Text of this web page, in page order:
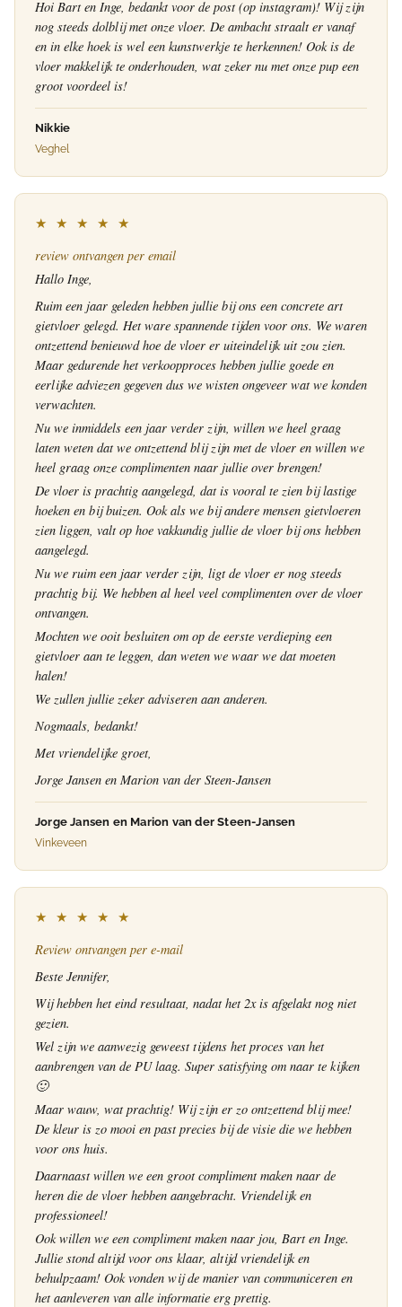
Hoi Bart en Inge, bedankt voor de post (op instagram)! Wij zijn
nog steeds dolblij met onze vloer. De ambacht straalt er vanaf
en in elke hoek is wel een kunstwerkje te herkennen! Ook is de
vloer makkelijk te onderhouden, wat zeker nu met onze pup een
groot voordeel is!
Nikkie
Veghel
★ ★ ★ ★ ★
review ontvangen per email
Hallo Inge,
Ruim een jaar geleden hebben jullie bij ons een concrete art
gietvloer gelegd. Het ware spannende tijden voor ons. We waren
ontzettend benieuwd hoe de vloer er uiteindelijk uit zou zien.
Maar gedurende het verkoopproces hebben jullie goede en
eerlijke adviezen gegeven dus we wisten ongeveer wat we konden
verwachten.
Nu we inmiddels een jaar verder zijn, willen we heel graag
laten weten dat we ontzettend blij zijn met de vloer en willen we
heel graag onze complimenten naar jullie over brengen!
De vloer is prachtig aangelegd, dat is vooral te zien bij lastige
hoeken en bij buizen. Ook als we bij andere mensen gietvloeren
zien liggen, valt op hoe vakkundig jullie de vloer bij ons hebben
aangelegd.
Nu we ruim een jaar verder zijn, ligt de vloer er nog steeds
prachtig bij. We hebben al heel veel complimenten over de vloer
ontvangen.
Mochten we ooit besluiten om op de eerste verdieping een
gietvloer aan te leggen, dan weten we waar we dat moeten
halen!
We zullen jullie zeker adviseren aan anderen.
Nogmaals, bedankt!
Met vriendelijke groet,
Jorge Jansen en Marion van der Steen-Jansen
Jorge Jansen en Marion van der Steen-Jansen
Vinkeveen
★ ★ ★ ★ ★
Review ontvangen per e-mail
Beste Jennifer,
Wij hebben het eind resultaat, nadat het 2x is afgelakt nog niet
gezien.
Wel zijn we aanwezig geweest tijdens het proces van het
aanbrengen van de PU laag. Super satisfying om naar te kijken
🙂
Maar wauw, wat prachtig! Wij zijn er zo ontzettend blij mee!
De kleur is zo mooi en past precies bij de visie die we hebben
voor ons huis.
Daarnaast willen we een groot compliment maken naar de
heren die de vloer hebben aangebracht. Vriendelijk en
professioneel!
Ook willen we een compliment maken naar jou, Bart en Inge.
Jullie stond altijd voor ons klaar, altijd vriendelijk en
behulpzaam! Ook vonden wij de manier van communiceren en
het aanleveren van alle informatie erg prettig.